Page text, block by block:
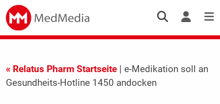
« Relatus Pharm Startseite| e-Medikation soll an
Gesundheits-Hotline 1450 andocken